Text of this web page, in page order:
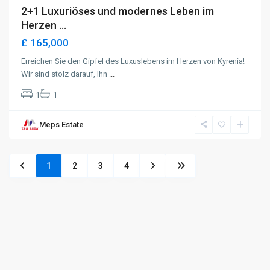
2+1 Luxuriöses und modernes Leben im
Herzen ...
£ 165,000
Erreichen Sie den Gipfel des Luxuslebens im Herzen von Kyrenia!
Wir sind stolz darauf, Ihn ...
1 1
Meps Estate
1 2 3 4